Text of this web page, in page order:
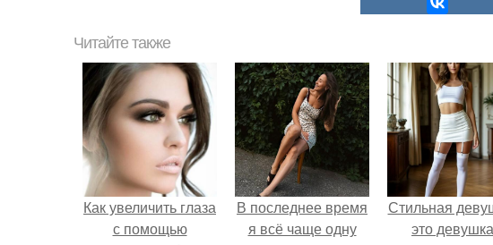
Читайте также
Как увеличить глаза
с помощью
В последнее время
я всё чаще одну
Стильная
это